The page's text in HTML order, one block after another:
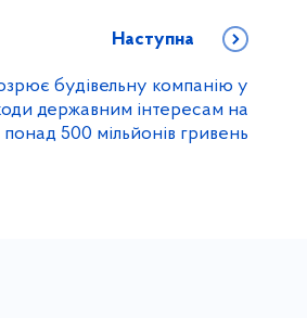
Наступна
будівельну компанію у
державним інтересам на
понад 500 мільйонів гривень